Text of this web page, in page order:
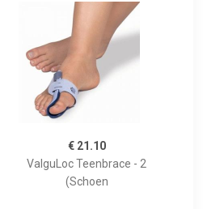
€ 21.10
ValguLoc Teenbrace - 2
(Schoen